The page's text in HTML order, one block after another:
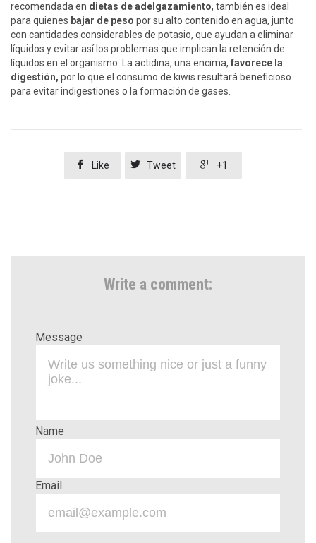
recomendada en dietas de adelgazamiento, también es ideal
para quienes bajar de peso por su alto contenido en agua, junto
con cantidades considerables de potasio, que ayudan a eliminar
líquidos y evitar así los problemas que implican la retención de
líquidos en el organismo. La actidina, una encima, favorece la
digestión, por lo que el consumo de kiwis resultará beneficioso
para evitar indigestiones o la formación de gases.
 Like  Tweet  +1
Write a comment:
Message
Name
Email